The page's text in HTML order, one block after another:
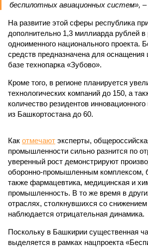
беспилотных авиационных систем», –
На развитие этой сферы республика
дополнительно 1,3 миллиарда рублей в
одноименного национального проекта.
средств предназначена для оснащения
базе технопарка «Зубово».
Кроме того, в регионе планируется
технологических компаний до 150, а
количество резидентов
из Башкортостана до 60.
Как отмечают эксперты,
промышленности сильно разнится по
уверенный рост демонстрируют
оборонно-промышленным комплексом,
также фармацевтика, медицинская и
промышленность. В то же время в
отраслях, столкнувшихся со снижением
наблюдается отрицательная динамика.
Поскольку в Башкирии существенная
выделяется в рамках нацпроекта